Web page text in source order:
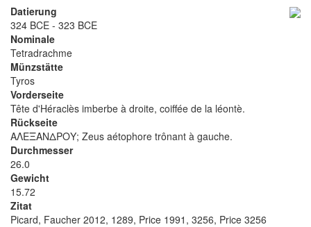
Datierung
324 BCE - 323 BCE
Nominale
Tetradrachme
Münzstätte
Tyros
Vorderseite
Tête d'Héraclès imberbe à droite, coiffée de la léontè.
Rückseite
ΑΛΕΞΑΝΔΡΟΥ; Zeus aétophore trônant à gauche.
Durchmesser
26.0
Gewicht
15.72
Zitat
Picard, Faucher 2012, 1289, Price 1991, 3256, Price 3256